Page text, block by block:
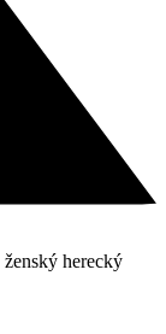
herecký